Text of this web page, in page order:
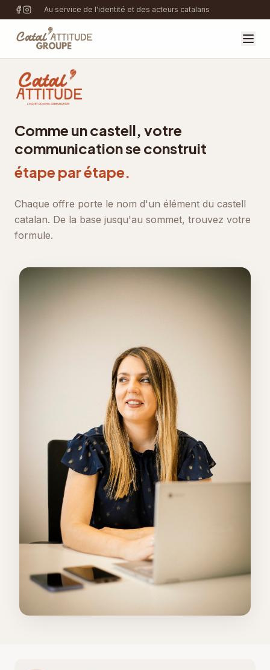
Au service de l'identité et des acteurs catalans
Comme un castell, votre
communication se construit
étape par étape.
Chaque offre porte le nom d'un élément du castell
catalan. De la base jusqu'au sommet, trouvez votre
formule.